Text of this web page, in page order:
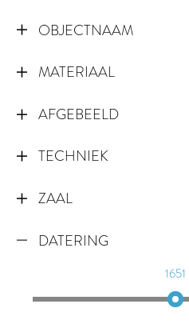
OBJECTNAAM
MATERIAAL
AFGEBEELD
TECHNIEK
ZAAL
DATERING
1651
1651